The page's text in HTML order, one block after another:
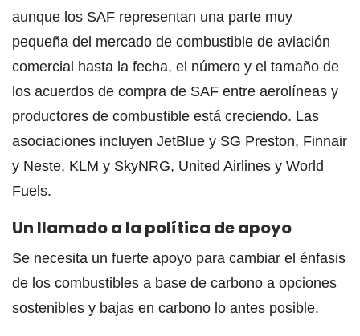
aunque los SAF representan una parte muy
pequeña del mercado de combustible de aviación
comercial hasta la fecha, el número y el tamaño de
los acuerdos de compra de SAF entre aerolíneas y
productores de combustible está creciendo. Las
asociaciones incluyen JetBlue y SG Preston, Finnair
y Neste, KLM y SkyNRG, United Airlines y World
Fuels.
Un llamado a la política de apoyo
Se necesita un fuerte apoyo para cambiar el énfasis
de los combustibles a base de carbono a opciones
sostenibles y bajas en carbono lo antes posible.